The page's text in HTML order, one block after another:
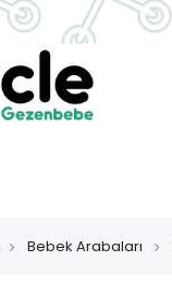
Bebek Arabaları